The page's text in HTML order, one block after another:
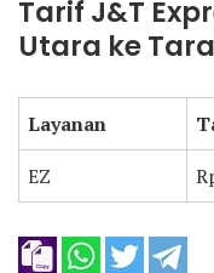
Tarif J&T
Utara ke
Layanan
EZ